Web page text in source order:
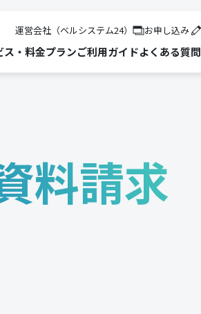
ス・料金プランご利用ガイドよくある質問
運営会社（ベルシステム24） お申し込み
料請求